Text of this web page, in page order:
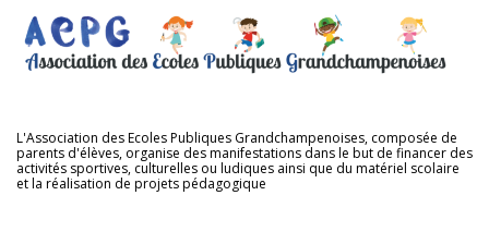
contenu
L'Association des Ecoles Publiques Grandchampenoises, composée de
parents d'élèves, organise des manifestations dans le but de financer des
activités sportives, culturelles ou ludiques ainsi que du matériel scolaire
et la réalisation de projets pédagogique